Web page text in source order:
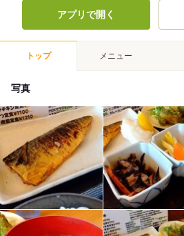
アプリで開く
トップ メニュー
写真